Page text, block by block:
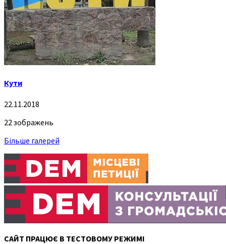
Кути
22.11.2018
22 зображень
Більше галерей
САЙТ ПРАЦЮЄ В ТЕСТОВОМУ РЕЖИМІ